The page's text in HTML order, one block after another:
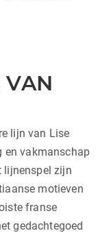
VAN
lijn van Lise
en vakmanschap
lijnenspel zijn
motieven
franse
gedachtegoed